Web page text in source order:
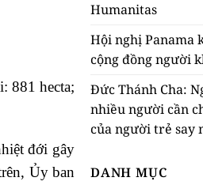
881 hecta;
đới gây
Ủy ban
Humanitas
Hội nghị Panama
cộng đồng người
Đức Thánh Cha:
nhiều người cần
của người trẻ say
DANH MỤC